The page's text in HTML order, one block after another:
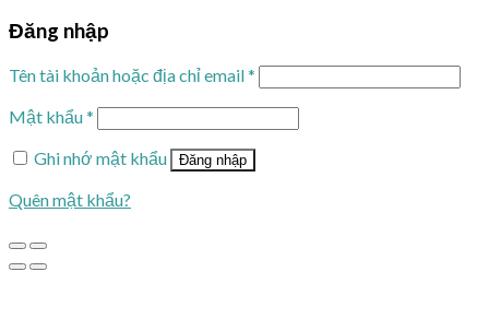
Đăng nhập
Tên tài khoản hoặc địa chỉ email*
Mật khẩu*
Ghi nhớ mật khẩu
Đăng nhập
Quên mật khẩu?